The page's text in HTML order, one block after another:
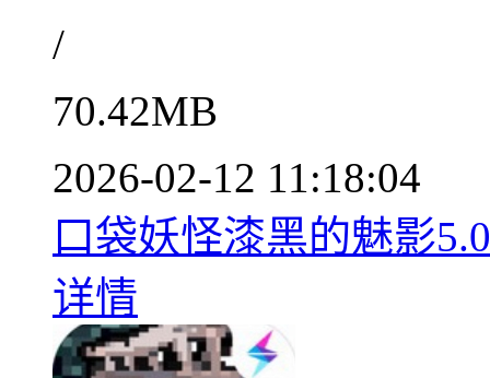
/
70.42MB
2026-02-12 11:18:04
口袋妖怪漆黑的魅影
详情